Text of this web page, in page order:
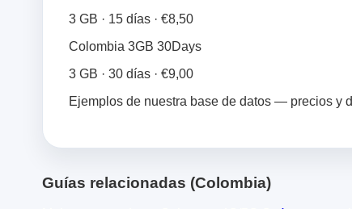
3 GB · 15 días · €8,50
Colombia 3GB 30Days
3 GB · 30 días · €9,00
Ejemplos de nuestra base de datos — precios y
Guías relacionadas (Colombia)